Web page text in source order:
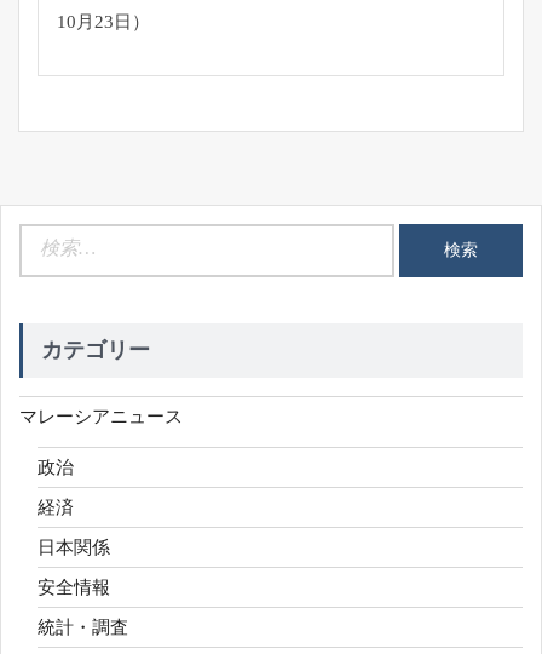
10月23日）
カテゴリー
マレーシアニュース
政治
経済
日本関係
安全情報
統計・調査